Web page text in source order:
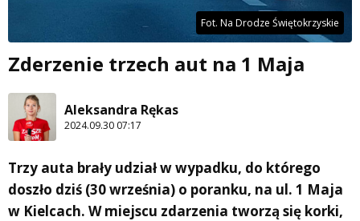
Fot. Na Drodze Świętokrzyskie
Zderzenie trzech aut na 1 Maja
Aleksandra Rękas
2024.09.30 07:17
Trzy auta brały udział w wypadku, do którego
doszło dziś (30 września) o poranku, na ul. 1 Maja
w Kielcach. W miejscu zdarzenia tworzą się korki,